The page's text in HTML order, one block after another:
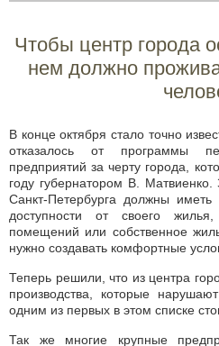
Чтобы центр города
нем должно
В конце октября стало точно
отказалось от программы
предприятий за черту города,
году губернатором В.
Санкт-Петербурга должны
доступности от своего
помещений или собственное
нужно создавать комфортные
Теперь решили, что из центра
производства, которые
одним из первых в этом списке
Так же многие крупные